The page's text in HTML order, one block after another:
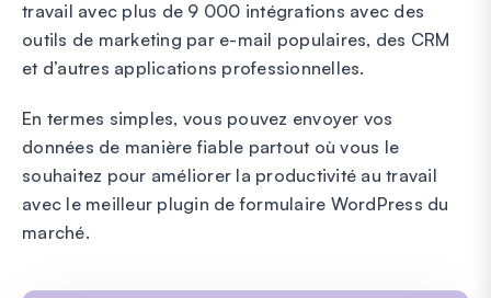
travail avec plus de 9 000 intégrations avec des
outils de marketing par e-mail populaires, des CRM
et d’autres applications professionnelles.
En termes simples, vous pouvez envoyer vos
données de manière fiable partout où vous le
souhaitez pour améliorer la productivité au travail
avec le meilleur plugin de formulaire WordPress du
marché.